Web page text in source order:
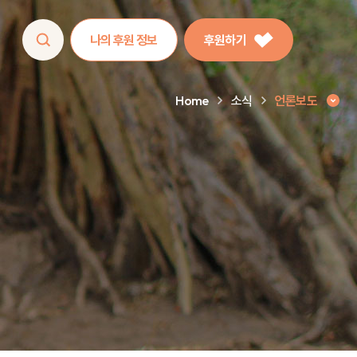
나의 후원 정보 후원하기
Home 소식 언론보도